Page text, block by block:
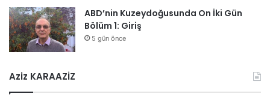
ABD’nin Kuzeydoğusunda On İki Gün
Bölüm 1: Giriş
5 gün önce
Aziz KARAAZİZ